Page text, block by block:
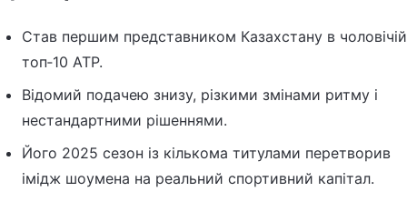
Став першим представником Казахстану в чоловічій
топ‑10 ATP.
Відомий подачею знизу, різкими змінами ритму і
нестандартними рішеннями.
Його 2025 сезон із кількома титулами перетворив
імідж шоумена на реальний спортивний капітал.